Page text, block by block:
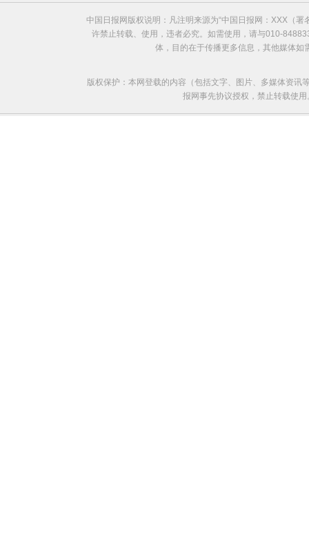
中国日报网版权说明：凡注明来源为“中国日报网：XXX（
许禁止转载、使用，违者必究。如需使用，请与010-
体，目的在于传播更多信息，其他媒体
版权保护：本网登载的内容（包括文字、图片、多媒体资
报网事先协议授权，禁止转载使